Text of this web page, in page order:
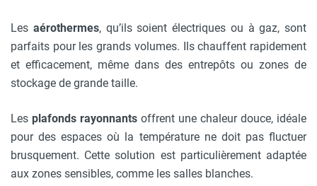
Les aérothermes, qu’ils soient électriques ou à gaz, sont
parfaits pour les grands volumes. Ils chauffent rapidement
et efficacement, même dans des entrepôts ou zones de
stockage de grande taille.
Les plafonds rayonnants offrent une chaleur douce, idéale
pour des espaces où la température ne doit pas fluctuer
brusquement. Cette solution est particulièrement adaptée
aux zones sensibles, comme les salles blanches.